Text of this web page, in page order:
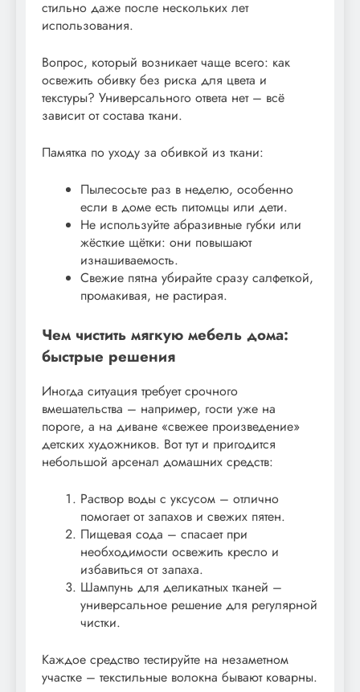
стильно даже после нескольких лет
использования.
Вопрос, который возникает чаще всего: как
освежить обивку без риска для цвета и
текстуры? Универсального ответа нет – всё
зависит от состава ткани.
Памятка по уходу за обивкой из ткани:
Пылесосьте раз в неделю, особенно
если в доме есть питомцы или дети.
Не используйте абразивные губки или
жёсткие щётки: они повышают
изнашиваемость.
Свежие пятна убирайте сразу салфеткой,
промакивая, не растирая.
Чем чистить мягкую мебель дома:
быстрые решения
Иногда ситуация требует срочного
вмешательства – например, гости уже на
пороге, а на диване «свежее произведение»
детских художников. Вот тут и пригодится
небольшой арсенал домашних средств:
Раствор воды с уксусом – отлично
помогает от запахов и свежих пятен.
Пищевая сода – спасает при
необходимости освежить кресло и
избавиться от запаха.
Шампунь для деликатных тканей –
универсальное решение для регулярной
чистки.
Каждое средство тестируйте на незаметном
участке – текстильные волокна бывают коварны.